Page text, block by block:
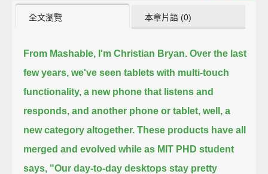
全文瀏覽 本章片語 (0)
From Mashable, I'm Christian Bryan. Over the last
few years, we've seen tablets with multi-touch
functionality, a new phone that listens and
responds, and another phone or tablet, well, a
new category altogether. These products have all
merged and evolved while as MIT PHD student
says, "Our day-to-day desktops stay pretty